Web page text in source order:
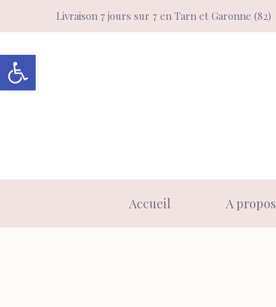
Ouvrir la barre d’outils
au
contenu
Livraison 7 jours sur 7 en Tarn et Garonne (82)
Accueil A propos